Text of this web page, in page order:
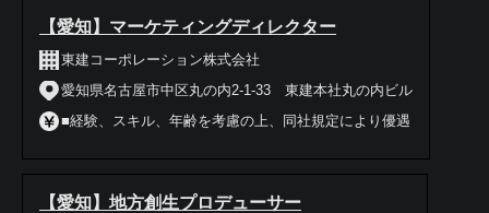
【愛知】マーケティングディレクター
東建コーポレーション株式会社
愛知県名古屋市中区丸の内2-1-33 東建本社丸の内ビル
■経験、スキル、年齢を考慮の上、同社規定により優遇
【愛知】地方創生プロデューサー